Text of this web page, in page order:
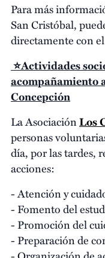
Para más
San Cristóbal,
directamente con el
⭐Actividades
acompañamiento
Concepción
La AsociaciónLos
personas
día, por las tardes,
acciones:
- Atención y
- Fomento del
- Promoción del
- Preparación de